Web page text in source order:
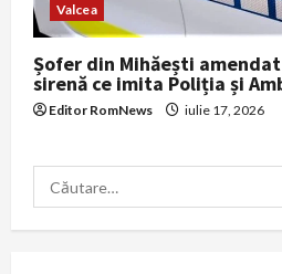
Valcea
Șofer din Mihăești
sirenă ce imita Poliția și
Editor RomNews iulie 17, 2026
Caută
după: